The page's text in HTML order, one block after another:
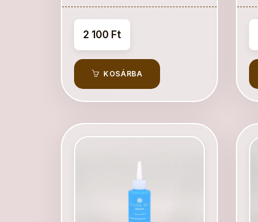
2 100 Ft
KOSÁRBA